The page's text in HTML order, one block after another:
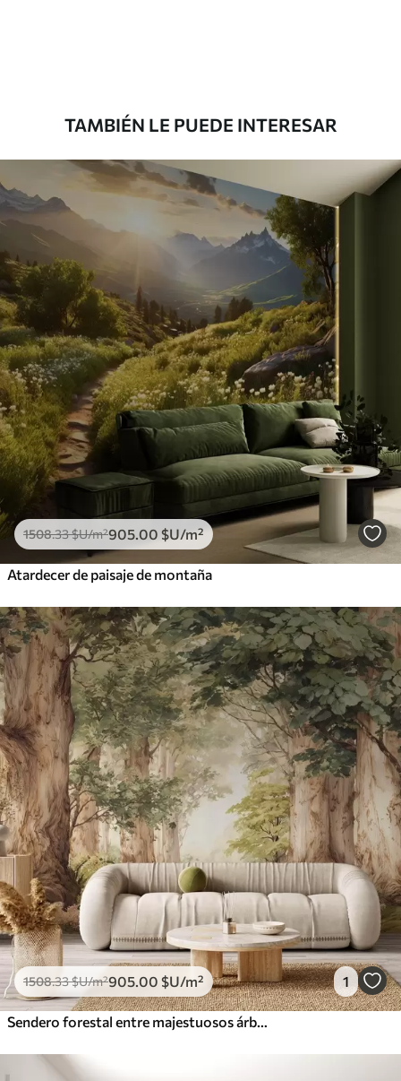
Vinilo Premium
1990.001194.00$U/m²
TAMBIÉN LE PUEDE INTERESAR
1508.33$U/m²905 .00 $U/m²
Atardecer de paisaje de montaña
1508.33$U/m²905 .00 $U/m² 1